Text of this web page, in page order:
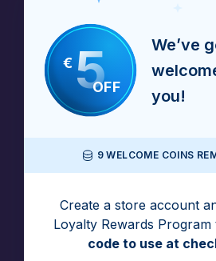
€5OFF
We’ve
you!
9 WELCOME COINS
Create a store account
Loyalty Rewards Program
code to use at